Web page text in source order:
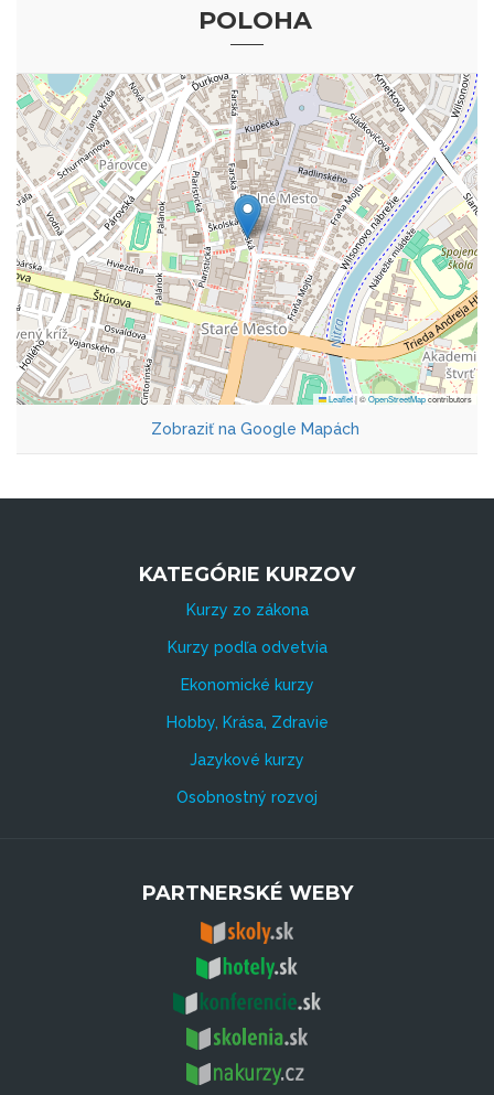
POLOHA
Leaflet|©OpenStreetMapcontributors
Zobraziť na Google Mapách
KATEGÓRIE KURZOV
Kurzy zo zákona
Kurzy podľa odvetvia
Ekonomické kurzy
Hobby, Krása, Zdravie
Jazykové kurzy
Osobnostný rozvoj
PARTNERSKÉ WEBY